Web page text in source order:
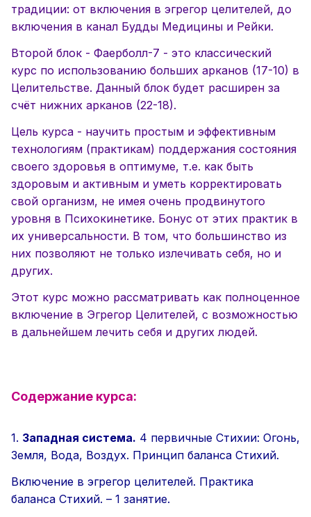
традиции: от включения в эгрегор целителей, до
включения в канал Будды Медицины и Рейки.
Второй блок - Фаерболл-7 - это классический
курс по использованию больших арканов (17-10) в
Целительстве. Данный блок будет расширен за
счёт нижних арканов (22-18).
Цель курса - научить простым и эффективным
технологиям (практикам) поддержания состояния
своего здоровья в оптимуме, т.е. как быть
здоровым и активным и уметь корректировать
свой организм, не имея очень продвинутого
уровня в Психокинетике. Бонус от этих практик в
их универсальности. В том, что большинство из
них позволяют не только излечивать себя, но и
других.
Этот курс можно рассматривать как полноценное
включение в Эгрегор Целителей, с возможностью
в дальнейшем лечить себя и других людей.
Содержание курса:
1. Западная система. 4 первичные Стихии: Огонь,
Земля, Вода, Воздух. Принцип баланса Стихий.
Включение в эгрегор целителей. Практика
баланса Стихий. – 1 занятие.